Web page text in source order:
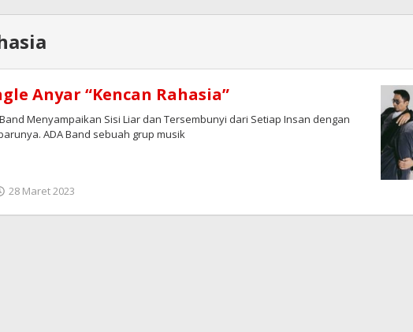
Anyar “Kencan Rahasia”
Band Menyampaikan Sisi Liar dan Tersembunyi dari Setiap Insan dengan
ADA Band sebuah grup musik
28 Maret 2023